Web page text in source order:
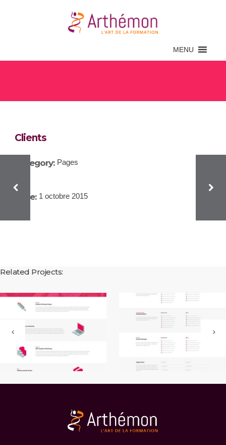
MENU
Clients
Category: Pages
Date: 1 octobre 2015
Related Projects: